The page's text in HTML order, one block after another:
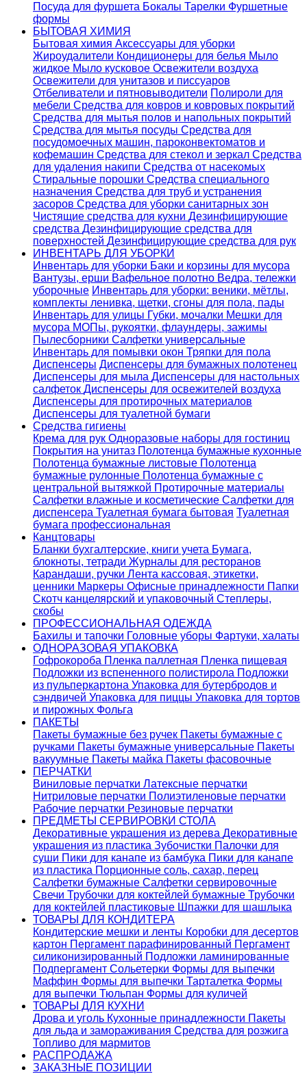
Посуда для фуршета Бокалы Тарелки Фуршетные
формы
БЫТОВАЯ ХИМИЯ
Бытовая химия Аксессуары для уборки
Жироудалители Кондиционеры для белья Мыло
жидкое Мыло кусковое Освежители воздуха
Освежители для унитазов и писсуаров
Отбеливатели и пятновыводители Полироли для
мебели Средства для ковров и ковровых покрытий
Средства для мытья полов и напольных покрытий
Средства для мытья посуды Средства для
посудомоечных машин, пароконвектоматов и
кофемашин Средства для стекол и зеркал Средства
для удаления накипи Средства от насекомых
Стиральные порошки Cредства специального
назначения Средства для труб и устранения
засоров Средства для уборки санитарных зон
Чистящие средства для кухни Дезинфицирующие
средства Дезинфицирующие средства для
поверхностей Дезинфицирующие средства для рук
ИНВЕНТАРЬ ДЛЯ УБОРКИ
Инвентарь для уборки Баки и корзины для мусора
Вантузы, ерши Вафельное полотно Ведра, тележки
уборочные Инвентарь для уборки: веники, мётлы,
комплекты ленивка, щетки, сгоны для пола, пады
Инвентарь для улицы Губки, мочалки Мешки для
мусора МОПы, рукоятки, флаундеры, зажимы
Пылесборники Салфетки универсальные
Инвентарь для помывки окон Тряпки для пола
Диспенсеры Диспенсеры для бумажных полотенец
Диспенсеры для мыла Диспенсеры для настольных
салфеток Диспенсеры для освежителей воздуха
Диспенсеры для протирочных материалов
Диспенсеры для туалетной бумаги
Средства гигиены
Крема для рук Одноразовые наборы для гостиниц
Покрытия на унитаз Полотенца бумажные кухонные
Полотенца бумажные листовые Полотенца
бумажные рулонные Полотенца бумажные с
центральной вытяжкой Протирочные материалы
Салфетки влажные и косметические Салфетки для
диспенсера Туалетная бумага бытовая Туалетная
бумага профессиональная
Канцтовары
Бланки бухгалтерские, книги учета Бумага,
блокноты, тетради Журналы для ресторанов
Карандаши, ручки Лента кассовая, этикетки,
ценники Маркеры Офисные принадлежности Папки
Скотч канцелярский и упаковочный Степлеры,
скобы
ПРОФЕССИОНАЛЬНАЯ ОДЕЖДА
Бахилы и тапочки Головные уборы Фартуки, халаты
ОДНОРАЗОВАЯ УПАКОВКА
Гофрокороба Пленка паллетная Пленка пищевая
Подложки из вспененного полистирола Подложки
из пульперкартона Упаковка для бутербродов и
сэндвичей Упаковка для пиццы Упаковка для тортов
и пирожных Фольга
ПАКЕТЫ
Пакеты бумажные без ручек Пакеты бумажные с
ручками Пакеты бумажные универсальные Пакеты
вакуумные Пакеты майка Пакеты фасовочные
ПЕРЧАТКИ
Виниловые перчатки Латексные перчатки
Нитриловые перчатки Полиэтиленовые перчатки
Рабочие перчатки Резиновые перчатки
ПРЕДМЕТЫ СЕРВИРОВКИ СТОЛА
Декоративные украшения из дерева Декоративные
украшения из пластика Зубочистки Палочки для
суши Пики для канапе из бамбука Пики для канапе
из пластика Порционные соль, сахар, перец
Салфетки бумажные Салфетки сервировочные
Свечи Трубочки для коктейлей бумажные Трубочки
для коктейлей пластиковые Шпажки для шашлыка
ТОВАРЫ ДЛЯ КОНДИТЕРА
Кондитерские мешки и ленты Коробки для десертов
картон Пергамент парафинированный Пергамент
силиконизированный Подложки ламинированные
Подпергамент Сольетерки Формы для выпечки
Маффин Формы для выпечки Тарталетка Формы
для выпечки Тюльпан Формы для куличей
ТОВАРЫ ДЛЯ КУХНИ
Дрова и уголь Кухонные принадлежности Пакеты
для льда и замораживания Средства для розжига
Топливо для мармитов
РАСПРОДАЖА
ЗАКАЗНЫЕ ПОЗИЦИИ